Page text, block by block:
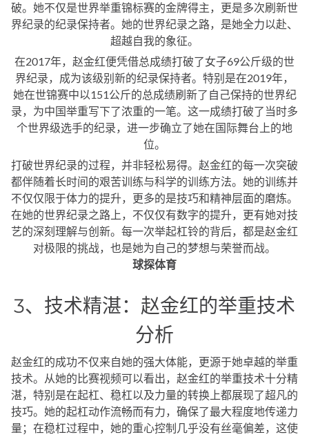
破。她不仅是世界举重锦标赛的金牌得主，更是多次刷新世
界纪录的纪录保持者。她的世界纪录之路，是她全力以赴、
超越自我的象征。
在2017年，赵金红便凭借总成绩打破了女子69公斤级的世
界纪录，成为该级别新的纪录保持者。特别是在2019年，
她在世锦赛中以151公斤的总成绩刷新了自己保持的世界纪
录，为中国举重写下了浓重的一笔。这一成绩打破了当时多
个世界级选手的纪录，进一步确立了她在国际舞台上的地
位。
打破世界纪录的过程，并非轻松易得。赵金红的每一次突破
都伴随着长时间的艰苦训练与科学的训练方法。她的训练并
不仅仅限于体力的提升，更多的是技巧和精神层面的磨炼。
在她的世界纪录之路上，不仅仅有数字的提升，更有她对技
艺的深刻理解与创新。每一次举起杠铃的背后，都是赵金红
对极限的挑战，也是她为自己的梦想与荣誉而战。
球探体育
3、技术精湛：赵金红的举重技术
分析
赵金红的成功不仅来自她的强大体能，更源于她卓越的举重
技术。从她的比赛视频可以看出，赵金红的举重技术十分精
湛，特别是在起杠、稳杠以及力量的转换上都展现了超凡的
技巧。她的起杠动作流畅而有力，确保了最大程度地传递力
量；在稳杠过程中，她的重心控制几乎没有丝毫偏差，这使